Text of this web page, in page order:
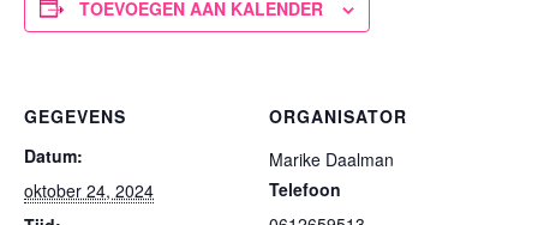
TOEVOEGEN AAN KALENDER
GEGEVENS
Datum:
oktober 24, 2024
ORGANISATOR
Marike Daalman
Telefoon